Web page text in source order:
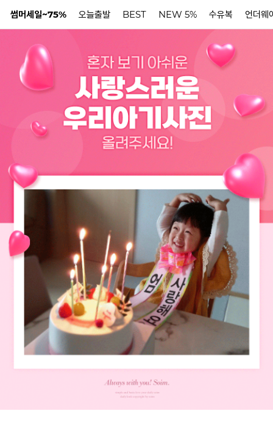
썸머세일~75% 오늘출발 BEST NEW 5% 수유복 언더웨